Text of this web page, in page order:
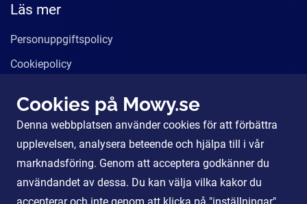
Läs mer
Personuppgiftspolicy
Cookiepolicy
Våra tjänster
För Partners
Cookies på Mowy.se
Denna webbplatsen använder cookies för att förbättra
upplevelsen, analysera beteende och hjälpa till i vår
marknadsföring. Genom att acceptera godkänner du
användandet av dessa. Du kan välja vilka kakor du